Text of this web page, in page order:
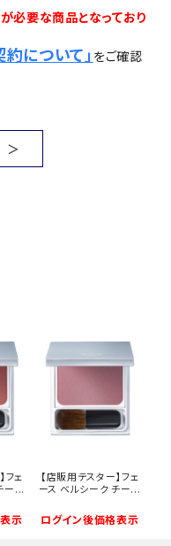
必要な商品となっており
約について」 をご確認
＞
フェ
ー...
示
【店販用テスター】フェ
ース ベルシーク チー...
ログイン後価格表示